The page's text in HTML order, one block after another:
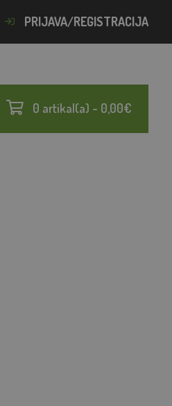
PRIJAVA/REGISTRACIJA
0 artikal(a) - 0,00€